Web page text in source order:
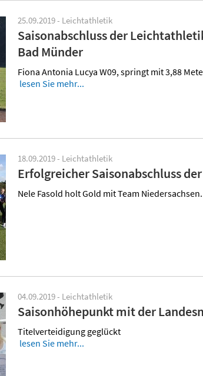
25.09.2019 - Leichtathletik
Saisonabschluss der
Bad Münder
Fiona Antonia Lucya W09, springt mit 3,88
lesen Sie mehr...
18.09.2019 - Leichtathletik
Erfolgreicher Saisonabschluss
Nele Fasold holt Gold mit Team Niedersachsen.
04.09.2019 - Leichtathletik
Saisonhöhepunkt mit der
Titelverteidigung geglückt
lesen Sie mehr...